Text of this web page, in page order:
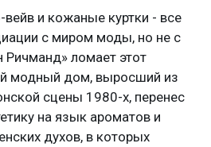
и кожаные куртки - все
с миром моды, но не с
ломает этот
модный дом, выросший из
сцены 1980-х, перенес
на язык ароматов и
духов, в которых